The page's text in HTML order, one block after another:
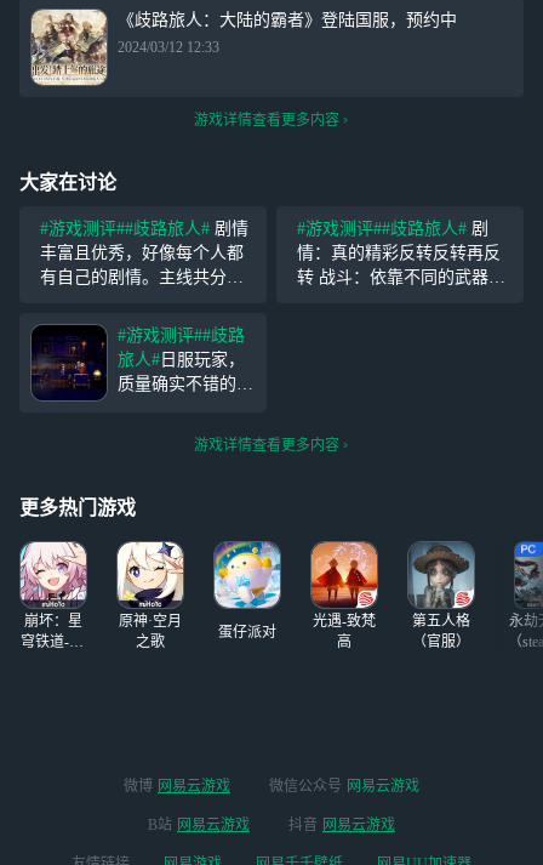
《歧路旅人：大陆的霸者》登陆国服，预约中
2024/03/12 12:33
游戏详情查看更多内容
大家在讨论
#游戏测评##歧路旅人# 剧情
丰富且优秀，好像每个人都
有自己的剧情。主线共分三
是主线剧情以及一些剧情是
无法跳过的。除主线外，还
有支线任务，还有有类似家
园的玩法，还有去打地图上
#游戏测评##歧路旅人#
情：真的精彩反转反转再反
转 战斗：依靠不同的武器和
#游戏测评##歧路
旅人# 日服玩家，
质量确实不错的，
强，抽卡体感还行
吧，白嫖也能玩得
是塞拉斯，早期还
特，后面各种霸者
和追忆这些限定基
本都强，抽就完
了，老角
游戏详情查看更多内容
更多热门游戏
崩坏：星
穹铁道-4.4
原神·空月
之歌
蛋仔派对
光遇-致梵
高
第五人格
（官服）
永劫
（
微博 网易云游戏 微信公众号 网易云游戏
B站 网易云游戏 抖音 网易云游戏